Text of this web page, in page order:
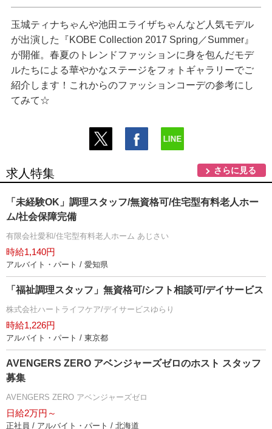
玉城ティナちゃんや池田エライザちゃんなど人気モデル
が出演した『KOBE Collection 2017 Spring／Summer』
が開催。春夏のトレンドファッションに身を包んだモデ
ルたちによる華やかなステージをフォトギャラリーでご
紹介します！これからのファッションコーデの参考にし
てみて☆
求人特集 さらに見る
「未経験OK」調理スタッフ/無資格可/住宅型有料老人ホー
ム/社会保障完備
有限会社愛和/住宅型有料老人ホーム あじさい
時給1,140円
アルバイト・パート / 愛知県
「福祉調理スタッフ」無資格可/シフト相談可/デイサービス
株式会社ハートライフケア/デイサービスゆらり
時給1,226円
アルバイト・パート / 東京都
AVENGERS ZERO アベンジャーズゼロのホスト スタッフ
募集
AVENGERS ZERO アベンジャーズゼロ
日給2万円～
正社員 / アルバイト・パート / 北海道